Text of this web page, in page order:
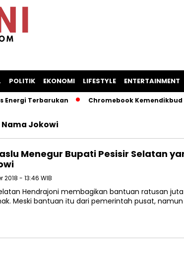
POLITIK EKONOMI LIFESTYLE ENTERTAINMENT
Terbarukan Chromebook Kemendikbud
Jokowi
Menegur Bupati Pesisir Selatan
2018 - 13:46 WIB
Selatan Hendrajoni membagikan bantuan ratusan
Meski bantuan itu dari pemerintah pusat,